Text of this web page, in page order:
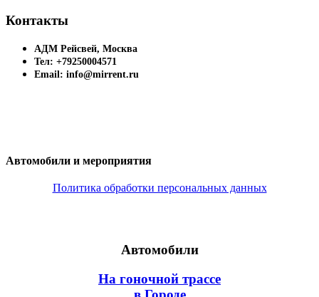
Контакты
АДМ Рейсвей, Москва
Тел: +79250004571
Email: info@mirrent.ru
Автомобили и мероприятия
Политика обработки персональных данных
Автомобили
На гоночной трассе